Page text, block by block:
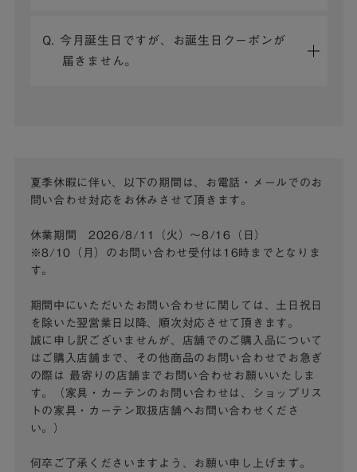
Q. 今月誕生日ですが、お誕生日クーポンが
届きません。
夏季休暇に伴い、以下の期間は、お電話・メールでのお
問い合わせ対応をお休みさせて頂きます。
休業期間 2026/8/11（火）～8/16（日）
※8/10（月）のお問い合わせ受付は16時までとなりま
す。
期間中にいただいたお問い合わせに関しては、土日祝日
を除いた翌営業日以降、順次対応させて頂きます。
誠に申し訳ございませんが、店舗でのご購入品について
はご購入店舗まで、その他商品のお問い合わせでお急ぎ
の際は
最寄りの店舗までお問い合わせお願いいたしま
す。（家具・カーテンのお問い合わせは、ショップリス
トの家具・カーテン取扱店舗へお問い合わせくださ
い。）
何卒ご了承くださいますよう、お願い申し上げます。